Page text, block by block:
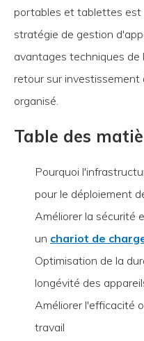
portables et tablettes est
stratégie de gestion
avantages techniques
retour sur
organisé.
Table des
Pourquoi
pour le déploiement
Améliorer la sécurité
un chariot de
Optimisation de la
longévité des
Améliorer l'efficacité
travail